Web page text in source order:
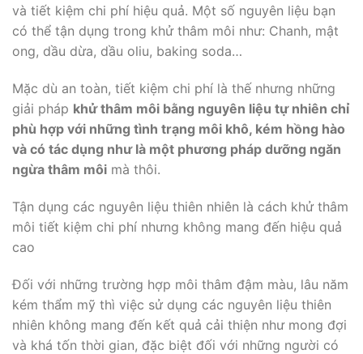
và tiết kiệm chi phí hiệu quả. Một số nguyên liệu bạn
có thể tận dụng trong khử thâm môi như: Chanh, mật
ong, dầu dừa, dầu oliu, baking soda…
Mặc dù an toàn, tiết kiệm chi phí là thế nhưng những
giải pháp khử thâm môi bằng nguyên liệu tự nhiên chỉ
phù hợp với những tình trạng môi khô, kém hồng hào
và có tác dụng như là một phương pháp dưỡng ngăn
ngừa thâm môi mà thôi.
Tận dụng các nguyên liệu thiên nhiên là cách khử thâm
môi tiết kiệm chi phí nhưng không mang đến hiệu quả
cao
Đối với những trường hợp môi thâm đậm màu, lâu năm
kém thẩm mỹ thì việc sử dụng các nguyên liệu thiên
nhiên không mang đến kết quả cải thiện như mong đợi
và khá tốn thời gian, đặc biệt đối với những người có